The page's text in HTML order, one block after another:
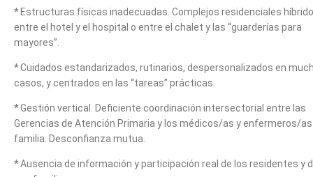
*Estructuras físicas inadecuadas. Complejos residenciales
entre el hotel y el hospital o entre el chalet y las “guarderías para
mayores”.
*Cuidados estandarizados, rutinarios, despersonalizados en
casos, y centrados en las “tareas” prácticas.
*Gestión vertical. Deficiente coordinación intersectorial entre las
Gerencias de Atención Primaria y los médicos/as y enfermeros/
familia. Desconfianza mutua.
*Ausencia de información y participación real de los residentes y